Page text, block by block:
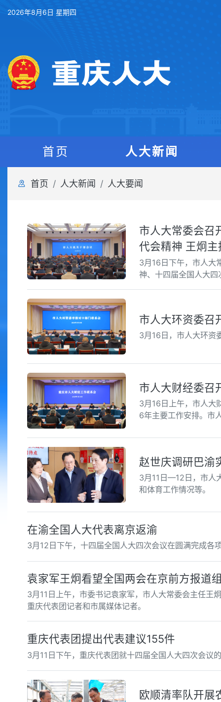
2026年8月6日 星期四
首页 人大新闻
首页 人大新闻 人大要闻
市人大常委会召
代会精神 王炯
3月16日下午，市人大
神、十四届全国人大
市人大环资委召
3月16日，市人大环资
市人大财经委召
3月16日上午，市人大
6年主要工作安排。市
赵世庆调研巴渝
3月11日—12日，市人
和体育工作情况等。
在渝全国人大代表离京返渝
3月12日下午，十四届全国人大四次会议在圆满完成各
袁家军王炯看望全国两会在京前方报道
3月11日上午，市委书记袁家军，市人大常委会主任王
重庆代表团记者和市属媒体记者。
重庆代表团提出代表建议155件
3月11日下午，重庆代表团就十四届全国人大四次会议
欧顺清率队开展